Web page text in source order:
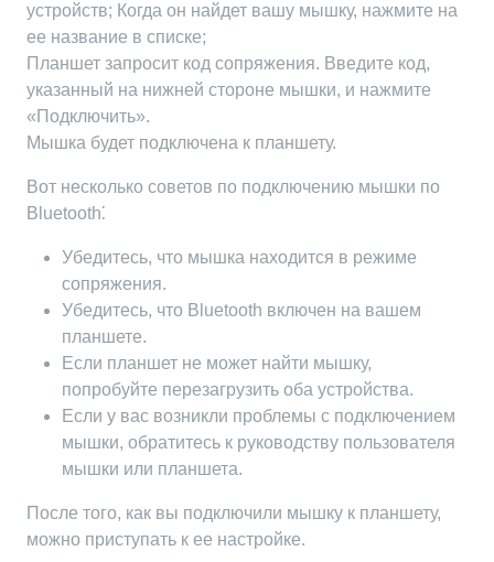
устройств; Когда он найдет вашу мышку, нажмите на
ее название в списке;
Планшет запросит код сопряжения. Введите код,
указанный на нижней стороне мышки, и нажмите
«Подключить».
Мышка будет подключена к планшету.
Вот несколько советов по подключению мышки по
Bluetooth⁚
Убедитесь, что мышка находится в режиме
сопряжения.
Убедитесь, что Bluetooth включен на вашем
планшете.
Если планшет не может найти мышку,
попробуйте перезагрузить оба устройства.
Если у вас возникли проблемы с подключением
мышки, обратитесь к руководству пользователя
мышки или планшета.
После того, как вы подключили мышку к планшету,
можно приступать к ее настройке.